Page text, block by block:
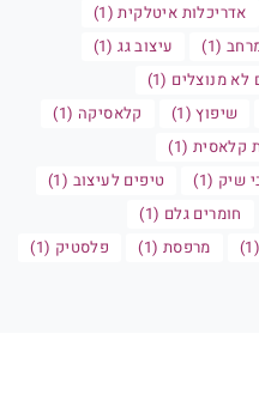
אדריכלות איטלקית (1)
(1)
עיצוב גג (1)
מנוצלים (1)
שיפוץ (1)
קלאסיקה (1)
קלאסית (1)
שיק (1)
טיפים לעיצוב (1)
חומרים גלם (1)
מרפסת (1) פלסטיק (1)